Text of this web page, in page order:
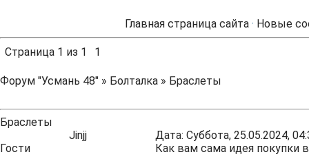
Главная страница сайта · Новые
Страница 1 из 1 1
Форум "Усмань 48" » Болталка » Браслеты
Браслеты
Jinjj
Дата: Суббота, 25.05.2024,
Гости
Как вам сама идея покупки